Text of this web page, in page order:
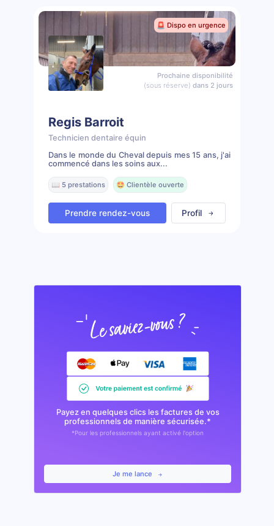
🚨 Dispo en urgence
Prochaine disponibilité
(sous réserve) dans 2 jours
Regis Barroit
Technicien dentaire équin
Dans le monde du Cheval depuis mes 15 ans, j'ai
commencé dans les soins aux...
📖 5 prestations 🤩 Clientèle ouverte
Prendre rendez-vous Profil
Payez en quelques clics les factures de vos
professionnels de manière sécurisée.*
*Pour les professionnels ayant activé l'option
Je me lance